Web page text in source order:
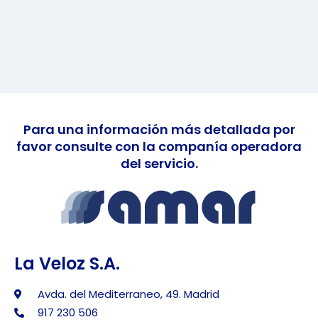
Para una información más detallada por
favor consulte con la companía operadora
del servicio.
La Veloz S.A.
Avda. del Mediterraneo, 49. Madrid
917 230 506